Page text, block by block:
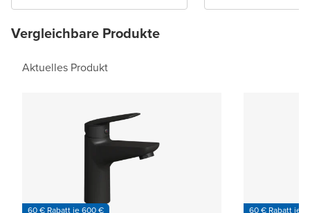
Vergleichbare Produkte
Aktuelles Produkt
60 € Rabatt je 600 € 60 € Rabatt je